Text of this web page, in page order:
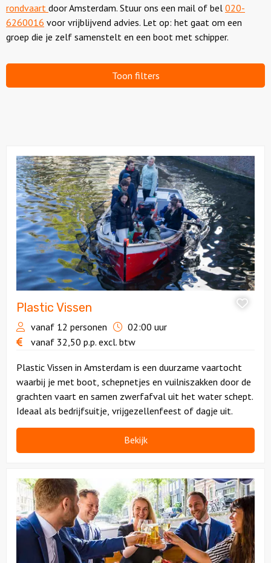
rondvaart door Amsterdam. Stuur ons een mail of bel 020-
6260016 voor vrijblijvend advies. Let op: het gaat om een
groep die je zelf samenstelt en een boot met schipper.
Toon filters
Bekijk
Plastic
Vissen
Plastic Vissen
vanaf 12 personen
02:00 uur
vanaf 32,50 p.p. excl. btw
Plastic Vissen in Amsterdam is een duurzame vaartocht
waarbij je met boot, schepnetjes en vuilniszakken door de
grachten vaart en samen zwerfafval uit het water schept.
Ideaal als bedrijfsuitje, vrijgezellenfeest of dagje uit.
Bekijk
Borrelboot